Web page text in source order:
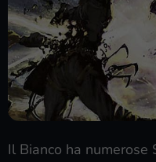
Il Bianco ha